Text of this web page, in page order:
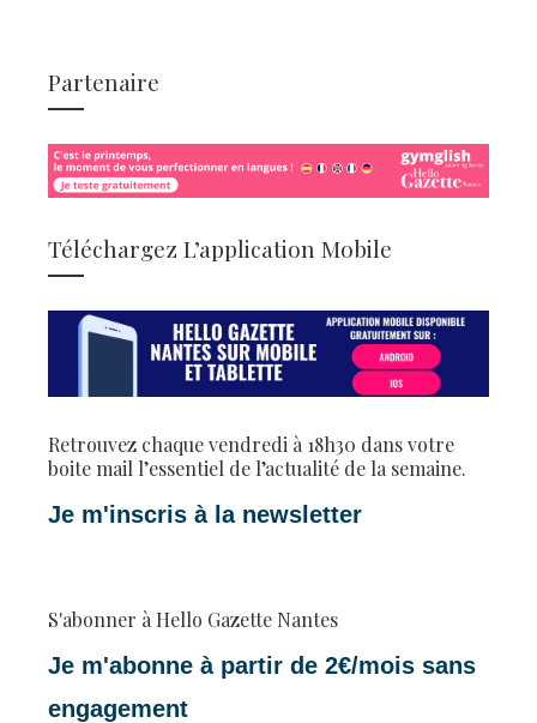
Partenaire
Téléchargez L’application Mobile
Retrouvez chaque vendredi à 18h30 dans votre
boite mail l’essentiel de l’actualité de la semaine.
Je m'inscris à la newsletter
S'abonner à Hello Gazette Nantes
Je m'abonne à partir de 2€/mois sans
engagement